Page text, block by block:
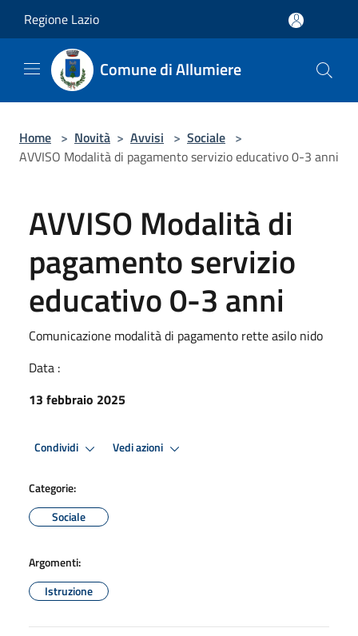
Regione Lazio
Comune di Allumiere
Home > Novità > Avvisi > Sociale >
AVVISO Modalità di pagamento servizio educativo 0-3 anni
AVVISO Modalità di
pagamento servizio
educativo 0-3 anni
Comunicazione modalità di pagamento rette asilo nido
Data :
13 febbraio 2025
Condividi Vedi azioni
Categorie:
Sociale
Argomenti:
Istruzione